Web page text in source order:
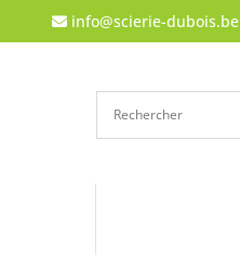
info@scierie-dubois.be